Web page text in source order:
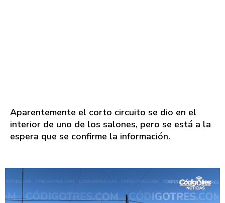
Aparentemente el corto circuito se dio en el
interior de uno de los salones, pero se está a la
espera que se confirme la información.